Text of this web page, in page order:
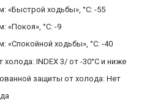
«Быстрой ходьбы», °C: -55
«Покоя», °C: -9
«Спокойной ходьбы», °C: -40
INDEX 3/ от -30°C и ниже
защиты от холода: Нет